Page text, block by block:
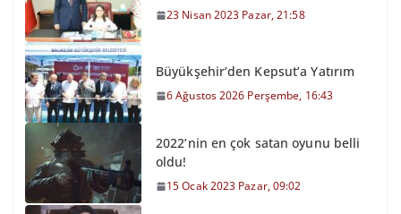
23 Nisan 2023 Pazar, 21:58
Büyükşehir’den Kepsut’a Yatırım
6 Ağustos 2026 Perşembe, 16:43
2022’nin en çok satan oyunu belli
oldu!
15 Ocak 2023 Pazar, 09:02